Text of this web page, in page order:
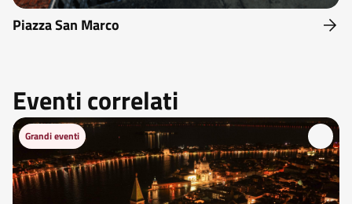
Piazza San Marco
Eventi correlati
Grandi eventi